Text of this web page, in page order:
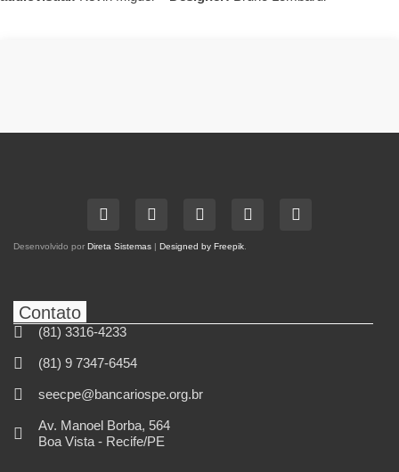
Desenvolvido por Direta Sistemas Designed by Freepik.
Contato
(81) 3316-4233
(81) 9 7347-6454
seecpe@bancariospe.org.br
Av. Manoel Borba, 564
Boa Vista - Recife/PE